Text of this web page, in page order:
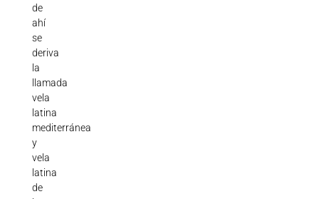
de
ahí
se
deriva
la
llamada
vela
latina
mediterránea
y
vela
latina
de